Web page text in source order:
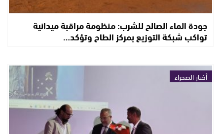
جودة الماء الصالح للشرب: منظومة مراقبة ميدانية
تواكب شبكة التوزيع بمركز الطاح وتؤكد…
أخبار الصحراء